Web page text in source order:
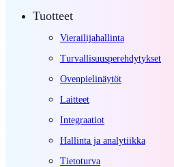
Tuotteet
Vierailijahallinta
Turvallisuusperehdytykset
Ovenpielinäytöt
Laitteet
Integraatiot
Hallinta ja analytiikka
Tietoturva